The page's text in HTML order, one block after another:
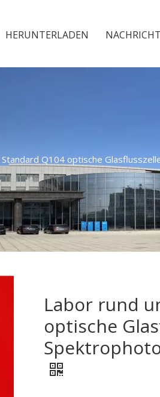
HERUNTERLADEN NACHRICHT
Q104 optische
Labor rund
optische